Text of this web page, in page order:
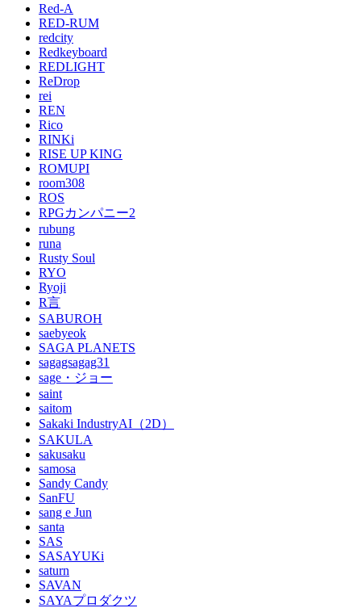
Red-A
RED-RUM
redcity
Redkeyboard
REDLIGHT
ReDrop
rei
REN
Rico
RINKi
RISE UP KING
ROMUPI
room308
ROS
RPGカンパニー2
rubung
runa
Rusty Soul
RYO
Ryoji
R言
SABUROH
saebyeok
SAGA PLANETS
sagagsagag31
sage・ジョー
saint
saitom
Sakaki IndustryAI（2D）
SAKULA
sakusaku
samosa
Sandy Candy
SanFU
sang e Jun
santa
SAS
SASAYUKi
saturn
SAVAN
SAYAプロダクツ